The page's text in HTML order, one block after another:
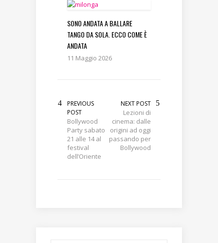
SONO ANDATA A BALLARE
TANGO DA SOLA. ECCO COME È
ANDATA
11 Maggio 2026
PREVIOUS
POST
Bollywood
Party sabato
21 alle 14 al
festival
dell’Oriente
NEXT POST
Lezioni di
cinema: dalle
origini ad oggi
passando per
Bollywood